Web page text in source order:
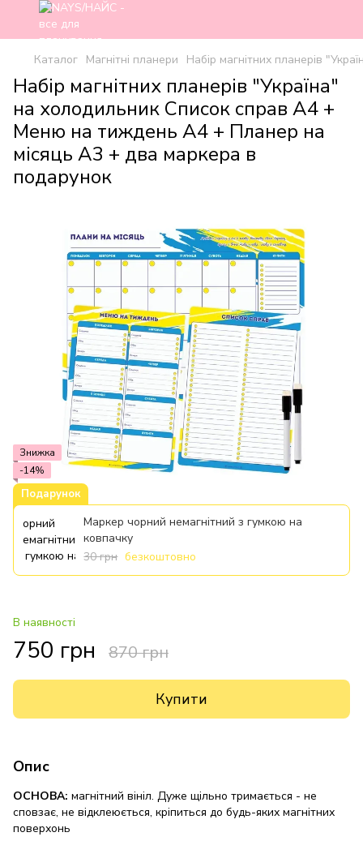
Каталог Магнітні планери Набір магнітних планерів
Набір магнітних планерів "Україна"
на холодильник Список справ А4 +
Меню на тиждень А4 + Планер на
місяць А3 + два маркера в
подарунок
Знижка
-14%
Подарунок
Маркер чорний немагнітний з гумкою на
ковпачку
30 грн безкоштовно
В наявності
750 грн 870 грн
Купити
Опис
ОСНОВА: магнітний вініл. Дуже щільно тримається - не
сповзає, не відклеюється, кріпиться до будь-яких магнітних
поверхонь